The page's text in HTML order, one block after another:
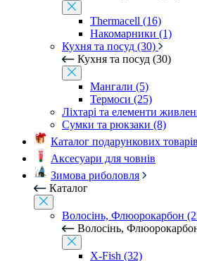
Thermacell (16)
Накомарники (1)
Кухня та посуд (30)
Кухня та посуд (30)
Мангали (5)
Термоси (25)
Ліхтарі та елементи
Сумки та рюкзаки (8)
Каталог подарункових товарів
Аксесуари для човнів
Зимова риболовля
Каталог
Волосінь, Флюорокарбон
Волосінь,
X-Fish (32)